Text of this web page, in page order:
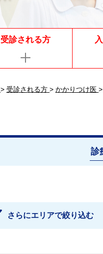
受診される方
> 受診される方 > かかりつけ医 >
診
さらにエリアで絞り込む